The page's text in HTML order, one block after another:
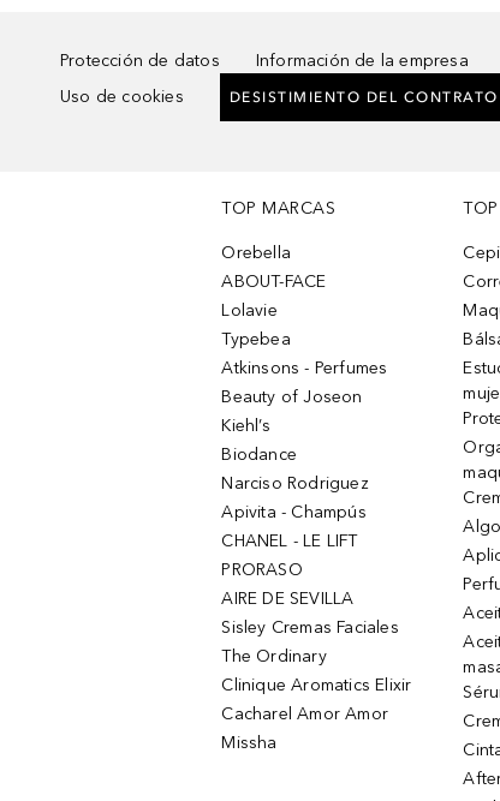
Protección de datos Información de la empresa
Uso de cookies
DESISTIMIENTO DEL CONTRATO
TOP MARCAS
Orebella
ABOUT-FACE
Lolavie
Typebea
Atkinsons - Perfumes
Beauty of Joseon
Kiehl’s
Biodance
Narciso Rodriguez
Apivita - Champús
CHANEL - LE LIFT
PRORASO
AIRE DE SEVILLA
Sisley Cremas Faciales
The Ordinary
Clinique Aromatics Elixir
Cacharel Amor Amor
Missha